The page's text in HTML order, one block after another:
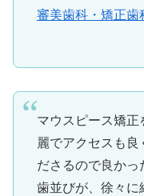
審美歯科・矯正歯
マウスピース矯正
麗でアクセスも良
ださるので良かっ
歯並びが、徐々に